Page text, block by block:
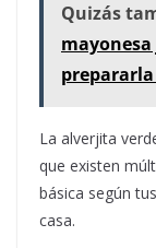
Quizás
La alverjita
que existen
básica según
casa.